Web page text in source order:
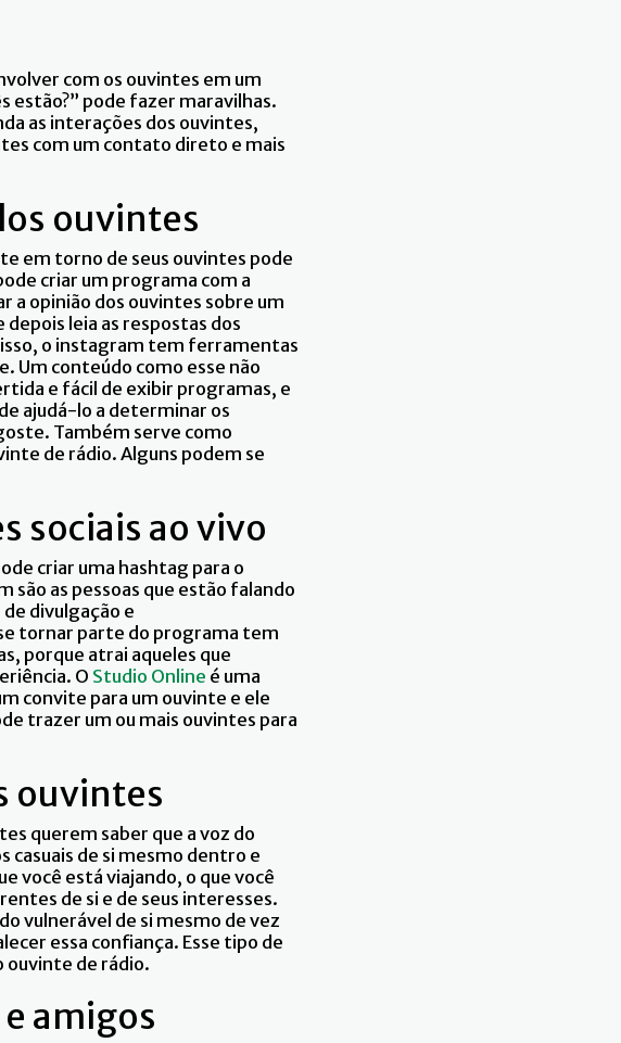
com os ouvintes em um
estão?” pode fazer maravilhas.
as interações dos ouvintes,
com um contato direto e mais
ouvintes
em torno de seus ouvintes pode
criar um programa com a
a opinião dos ouvintes sobre um
leia as respostas dos
o instagram tem ferramentas
Um conteúdo como esse não
e fácil de exibir programas, e
ajudá-lo a determinar os
Também serve como
de rádio. Alguns podem se
sociais ao vivo
criar uma hashtag para o
as pessoas que estão falando
divulgação e
tornar parte do programa tem
porque atrai aqueles que
O Studio Online é uma
convite para um ouvinte e ele
trazer um ou mais ouvintes para
ouvintes
querem saber que a voz do
casuais de si mesmo dentro e
você está viajando, o que você
de si e de seus interesses.
vulnerável de si mesmo de vez
essa confiança. Esse tipo de
ouvinte de rádio.
amigos